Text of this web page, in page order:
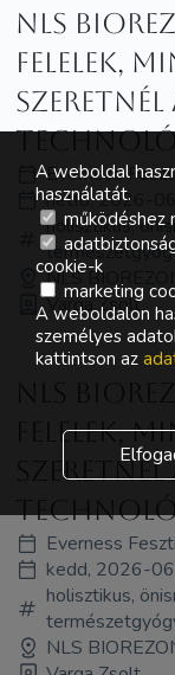
NLS
felelek,
szeretnél
Everness
hétfő, 2026-
holisztikus,
NLS
Varga Zsolt
felelek,
szeretnél
Everness
kedd, 2026-
holisztikus,
NLS
A weboldal
használatát.
működéshez
cookie-k
marketing
A weboldalon
személyes
kattintson az